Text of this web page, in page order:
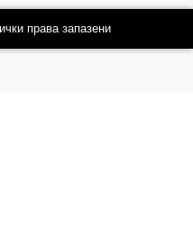
права запазени